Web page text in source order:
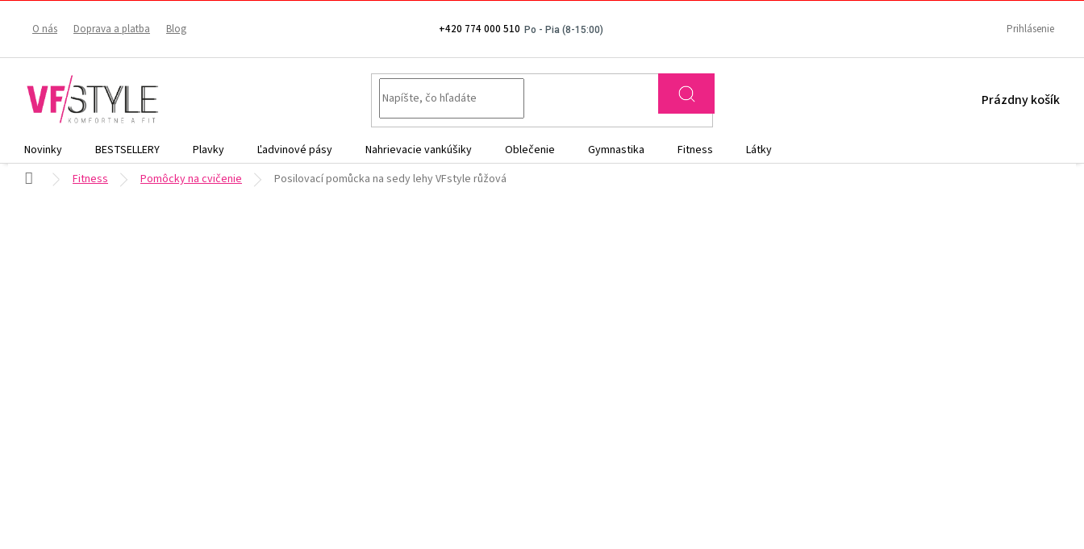
+420 774 000 510
O nás Doprava a platba Blog Prihlásenie
NÁKUPNÝ
Prázdny košík
Novinky BESTSELLERY Plavky Ľadvinové pásy Nahrievacie vankúšiky Oblečenie Gymnastika Fitness
Látky
DomovFitness Pomôcky na cvičenie Posilovací pomůcka na sedy lehy VFstyle růžová